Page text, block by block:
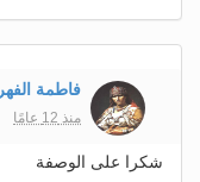
فاطمة
منذ 12 عامًا
شكرا على الوصفة